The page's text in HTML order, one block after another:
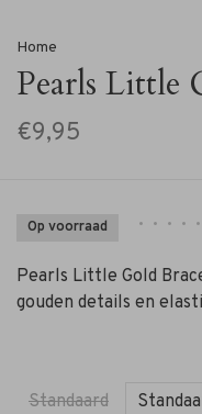
Home
Pearls Little
€9,95
Op voorraad • • • • •
Pearls Little Gold
gouden details en
Standaard